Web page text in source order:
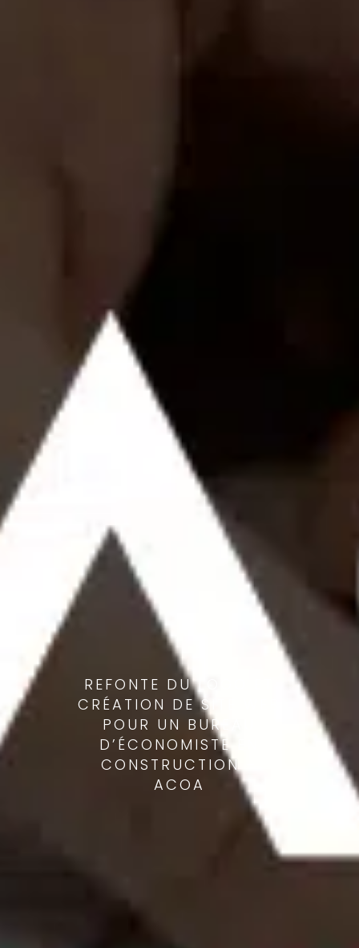
REFONTE DU LOGO ET
CRÉATION DE SITE WEB
POUR UN BUREAU
D’ÉCONOMISTE EN
CONSTRUCTION –
ACOA